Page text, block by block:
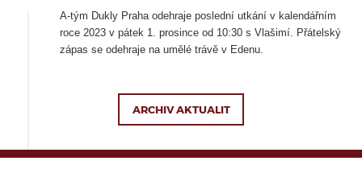
A-tým Dukly Praha odehraje poslední utkání v kalendářním
roce 2023 v pátek 1. prosince od 10:30 s Vlašimí. Přátelský
zápas se odehraje na umělé trávě v Edenu.
ARCHIV AKTUALIT